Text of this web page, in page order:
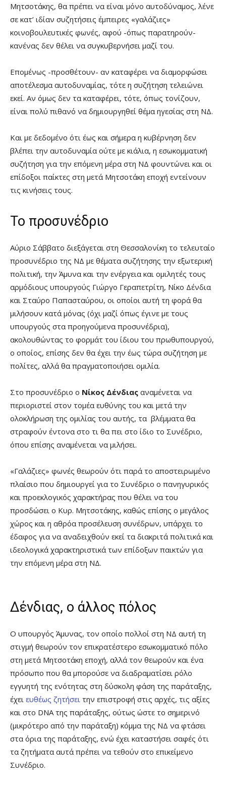
Μητσοτάκης, θα πρέπει να είναι μόνο αυτοδύναμος, λένε
σε κατ’ ιδίαν συζητήσεις έμπειρες «γαλάζιες»
κοινοβουλευτικές φωνές, αφού -όπως παρατηρούν-
κανένας δεν θέλει να συγκυβερνήσει μαζί του.
Επομένως -προσθέτουν- αν καταφέρει να διαμορφώσει
αποτέλεσμα αυτοδυναμίας, τότε η συζήτηση τελειώνει
εκεί. Αν όμως δεν τα καταφέρει, τότε, όπως τονίζουν,
είναι πολύ πιθανό να δημιουργηθεί θέμα ηγεσίας στη ΝΔ.
Και με δεδομένο ότι έως και σήμερα η κυβέρνηση δεν
βλέπει την αυτοδυναμία ούτε με κιάλια, η εσωκομματική
συζήτηση για την επόμενη μέρα στη ΝΔ φουντώνει και οι
επίδοξοι παίκτες στη μετά Μητσοτάκη εποχή εντείνουν
τις κινήσεις τους.
Το προσυνέδριο
Αύριο Σάββατο διεξάγεται στη Θεσσαλονίκη το τελευταίο
προσυνέδριο της ΝΔ με θέματα συζήτησης την εξωτερική
πολιτική, την Άμυνα και την ενέργεια και ομιλητές τους
αρμόδιους υπουργούς Γιώργο Γεραπετρίτη, Νίκο Δένδια
και Σταύρο Παπασταύρου, οι οποίοι αυτή τη φορά θα
μιλήσουν κατά μόνας (όχι μαζί όπως έγινε με τους
υπουργούς στα προηγούμενα προσυνέδρια),
ακολουθώντας το φορμάτ του ίδιου του πρωθυπουργού,
ο οποίος, επίσης δεν θα έχει την έως τώρα συζήτηση με
πολίτες, αλλά θα πραγματοποιήσει ομιλία.
Στο προσυνέδριο ο Νίκος Δένδιας αναμένεται να
περιοριστεί στον τομέα ευθύνης του και μετά την
ολοκλήρωση της ομιλίας του αυτής, τα βλέμματα θα
στραφούν έντονα στο τι θα πει στο ίδιο το Συνέδριο,
όπου επίσης αναμένεται να μιλήσει.
«Γαλάζιες» φωνές θεωρούν ότι παρά το αποστειρωμένο
πλαίσιο που δημιουργεί για το Συνέδριο ο πανηγυρικός
και προεκλογικός χαρακτήρας που θέλει να του
προσδώσει ο Κυρ. Μητσοτάκης, καθώς επίσης ο μεγάλος
χώρος και η αθρόα προσέλευση συνέδρων, υπάρχει το
έδαφος για να αναδειχθούν εκεί τα διακριτά πολιτικά και
ιδεολογικά χαρακτηριστικά των επίδοξων παικτών για
την επόμενη μέρα στη ΝΔ.
Δένδιας, ο άλλος πόλος
Ο υπουργός Άμυνας, τον οποίο πολλοί στη ΝΔ αυτή τη
στιγμή θεωρούν τον επικρατέστερο εσωκομματικό πόλο
στη μετά Μητσοτάκη εποχή, αλλά τον θεωρούν και ένα
πρόσωπο που θα μπορούσε να διαδραματίσει ρόλο
εγγυητή της ενότητας στη δύσκολη φάση της παράταξης,
έχει ευθέως ζητήσει την επιστροφή στις αρχές, τις αξίες
και στο DNA της παράταξης, ούτως ώστε το σημερινό
(μικρότερο από την παράταξη) κόμμα της ΝΔ να φτάσει
στα όρια της παράταξης, ενώ έχει καταστήσει σαφές ότι
τα ζητήματα αυτά πρέπει να τεθούν στο επικείμενο
Συνέδριο.